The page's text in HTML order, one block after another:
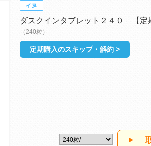
ダスクインタブレット２４０ 【定
（240粒）
定期購入のスキップ・解約 >